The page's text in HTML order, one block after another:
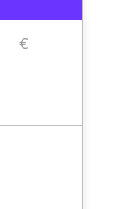
€